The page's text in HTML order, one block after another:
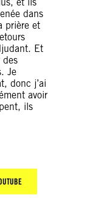
dans
prière et
Et
des
Je
donc j’ai
avoir
ils